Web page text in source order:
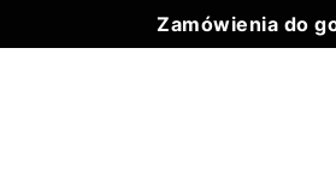
Zamówienia do